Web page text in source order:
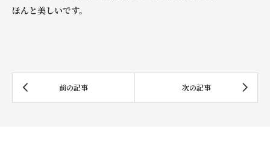
ほんと美しいです。